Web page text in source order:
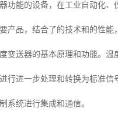
功能的设备，在工业自动化
品，结合了的技术和的性能
变送器的基本原理和功能。
行进一步处理和转换为标准
系统进行集成和通信。